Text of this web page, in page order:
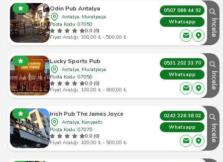
Odin Pub Antalya
Antalya, Muratpaşa
Posta Kodu: 07050
0.0 (0)
Fiyat Aralığı: 100,00 ₺ - 500,00 ₺
0507 066 44 92
Whatsapp
İncele
Lucky Sports Pub
Antalya, Muratpaşa
Posta Kodu: 07050
0.0 (0)
Fiyat Aralığı: 100,00 ₺ - 600,00 ₺
0531 202 33 70
Whatsapp
İncele
Irish Pub The James Joyce
Antalya, Konyaaltı
Posta Kodu: 07070
0.0 (0)
Fiyat Aralığı: 100,00 ₺ - 500,00 ₺
0242 228 38 02
Whatsapp
İncele